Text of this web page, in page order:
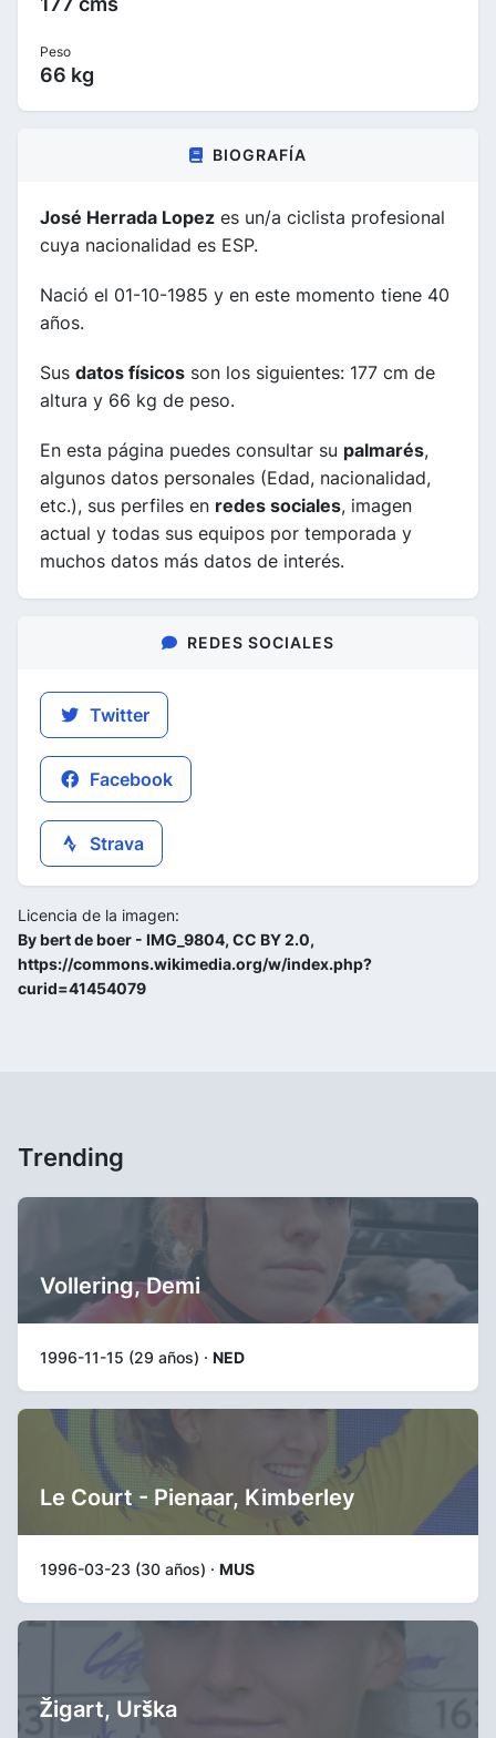
Peso
66 kg
BIOGRAFÍA
José Herrada Lopez es un/a ciclista profesional
cuya nacionalidad es ESP.
Nació el 01-10-1985 y en este momento tiene 40
años.
Sus datos físicos son los siguientes: 177 cm de
altura y 66 kg de peso.
En esta página puedes consultar su palmarés,
algunos datos personales (Edad, nacionalidad,
etc.), sus perfiles en redes sociales, imagen
actual y todas sus equipos por temporada y
muchos datos más datos de interés.
REDES SOCIALES
Twitter
Facebook
Strava
Licencia de la imagen:
By bert de boer - IMG_9804, CC BY 2.0,
https://commons.wikimedia.org/w/index.php?
curid=41454079
Trending
Vollering, Demi
1996-11-15 (29 años) · NED
Le Court - Pienaar, Kimberley
1996-03-23 (30 años) · MUS
Žigart, Urška